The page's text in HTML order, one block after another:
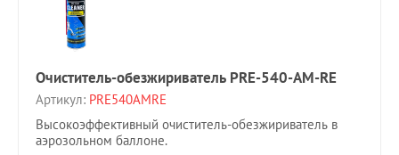
Очиститель-обезжириватель PRE-540-AM-RE
Артикул: PRE540AMRE
Высокоэффективный очиститель-обезжириватель в
аэрозольном баллоне.